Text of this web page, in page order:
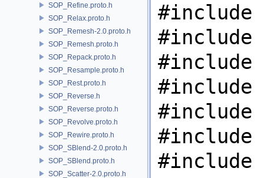
SOP_Refine.proto.h
SOP_Relax.proto.h
SOP_Remesh-2.0.proto.h
SOP_Remesh.proto.h
SOP_Repack.proto.h
SOP_Resample.proto.h
SOP_Rest.proto.h
SOP_Reverse.h
SOP_Reverse.proto.h
SOP_Revolve.proto.h
SOP_Rewire.proto.h
SOP_SBlend-2.0.proto.h
SOP_SBlend.proto.h
SOP_Scatter-2.0.proto.h
#include
#include
#include
#include
#include
#include
#include